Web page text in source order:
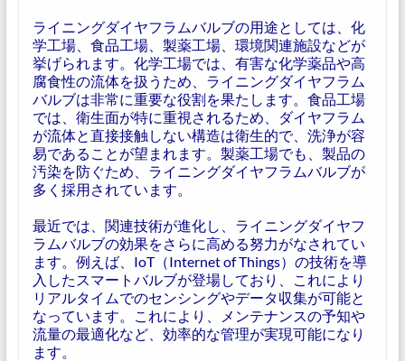
ライニングダイヤフラムバルブの用途としては、化
学工場、食品工場、製薬工場、環境関連施設などが
挙げられます。化学工場では、有害な化学薬品や高
腐食性の流体を扱うため、ライニングダイヤフラム
バルブは非常に重要な役割を果たします。食品工場
では、衛生面が特に重視されるため、ダイヤフラム
が流体と直接接触しない構造は衛生的で、洗浄が容
易であることが望まれます。製薬工場でも、製品の
汚染を防ぐため、ライニングダイヤフラムバルブが
多く採用されています。
最近では、関連技術が進化し、ライニングダイヤフ
ラムバルブの効果をさらに高める努力がなされてい
ます。例えば、IoT（Internet of Things）の技術を導
入したスマートバルブが登場しており、これにより
リアルタイムでのセンシングやデータ収集が可能と
なっています。これにより、メンテナンスの予知や
流量の最適化など、効率的な管理が実現可能になり
ます。